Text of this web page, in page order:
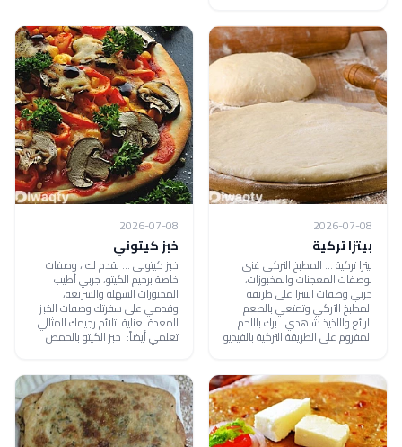
2026-07-08
بيتزا تركية
بيتزا تركية ... المطبخ التركي غني
بوصفات المعجنات والمخبوزات،
جربي وصفات البيتزا على طريقة
المطبخ التركي وتمتعي بالطعم
الرائع واللذيذ شاهدي: برك باللحم
المفروم على الطريقة التركية بالفيديو
2026-07-08
خبز كيتوني
خبز كيتوني ... نقدم لك ، وصفات
خاصة برجيم الكيتو، جربي أطيب
المخبوزات السهلة والسريعة،
وقدمي على سفرتك وصفات الخبز
المعدة بعناية لتلائم رجيمك المثالي
تعلمي أيضاً: خبز الكيتو بالحمص